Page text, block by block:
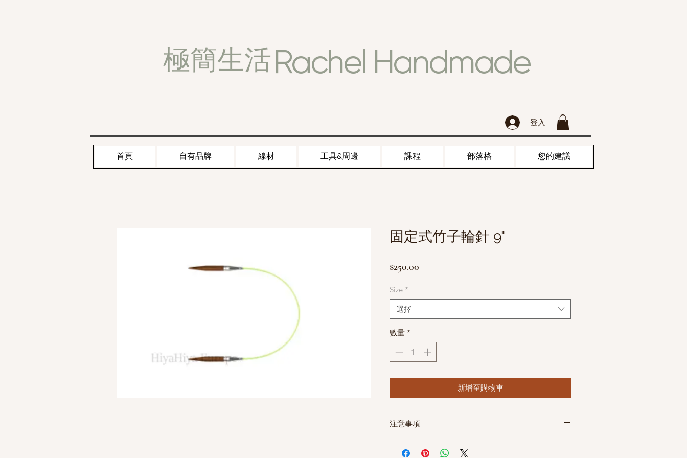
極簡生活Rachel Handmade
登入
首頁 自有品牌 線材 工具&周邊 課程 部落格 您的建議
固定式竹子輪針 9"
$250.00
Size *
選擇
數量 *
新增至購物車
注意事項
謝謝大家的配合。